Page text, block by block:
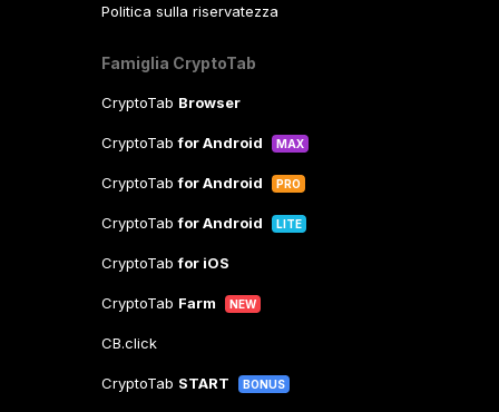
Politica sulla riservatezza
Famiglia CryptoTab
CryptoTab Browser
CryptoTabfor Android MAX
CryptoTabfor Android PRO
CryptoTabfor Android LITE
CryptoTabfor iOS
CryptoTab Farm NEW
CB.click
CryptoTab START BONUS